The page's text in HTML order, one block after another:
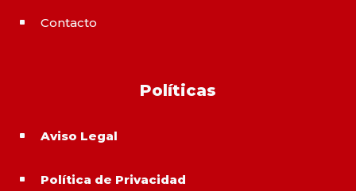
^ Contacto
Políticas
^ Aviso Legal
^ Política de Privacidad